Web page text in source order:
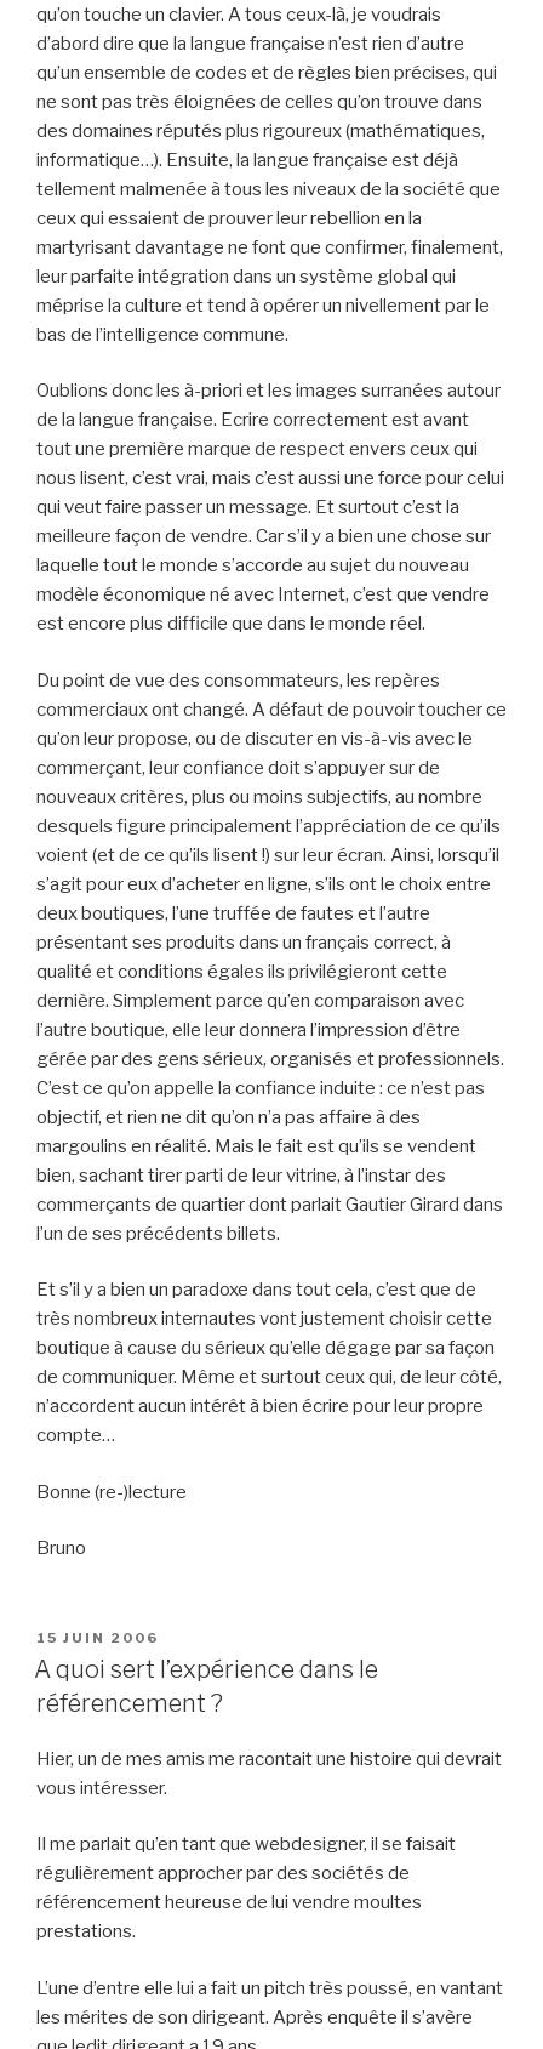
qu’on touche un clavier. A tous ceux-là, je voudrais
d’abord dire que la langue française n’est rien d’autre
qu’un ensemble de codes et de règles bien précises, qui
ne sont pas très éloignées de celles qu’on trouve dans
des domaines réputés plus rigoureux (mathématiques,
informatique…). Ensuite, la langue française est déjà
tellement malmenée à tous les niveaux de la société que
ceux qui essaient de prouver leur rebellion en la
martyrisant davantage ne font que confirmer, finalement,
leur parfaite intégration dans un système global qui
méprise la culture et tend à opérer un nivellement par le
bas de l’intelligence commune.
Oublions donc les à-priori et les images surranées autour
de la langue française. Ecrire correctement est avant
tout une première marque de respect envers ceux qui
nous lisent, c’est vrai, mais c’est aussi une force pour celui
qui veut faire passer un message. Et surtout c’est la
meilleure façon de vendre. Car s’il y a bien une chose sur
laquelle tout le monde s’accorde au sujet du nouveau
modèle économique né avec Internet, c’est que vendre
est encore plus difficile que dans le monde réel.
Du point de vue des consommateurs, les repères
commerciaux ont changé. A défaut de pouvoir toucher ce
qu’on leur propose, ou de discuter en vis-à-vis avec le
commerçant, leur confiance doit s’appuyer sur de
nouveaux critères, plus ou moins subjectifs, au nombre
desquels figure principalement l’appréciation de ce qu’ils
voient (et de ce qu’ils lisent !) sur leur écran. Ainsi, lorsqu’il
s’agit pour eux d’acheter en ligne, s’ils ont le choix entre
deux boutiques, l’une truffée de fautes et l’autre
présentant ses produits dans un français correct, à
qualité et conditions égales ils privilégieront cette
dernière. Simplement parce qu’en comparaison avec
l’autre boutique, elle leur donnera l’impression d’être
gérée par des gens sérieux, organisés et professionnels.
C’est ce qu’on appelle la confiance induite : ce n’est pas
objectif, et rien ne dit qu’on n’a pas affaire à des
margoulins en réalité. Mais le fait est qu’ils se vendent
bien, sachant tirer parti de leur vitrine, à l’instar des
commerçants de quartier dont parlait Gautier Girard dans
l’un de ses précédents billets.
Et s’il y a bien un paradoxe dans tout cela, c’est que de
très nombreux internautes vont justement choisir cette
boutique à cause du sérieux qu’elle dégage par sa façon
de communiquer. Même et surtout ceux qui, de leur côté,
n’accordent aucun intérêt à bien écrire pour leur propre
compte…
Bonne (re-)lecture
Bruno
PUBLIÉ
LE
15 JUIN 2006
A quoi sert l’expérience dans le
référencement ?
Hier, un de mes amis me racontait une histoire qui devrait
vous intéresser.
Il me parlait qu’en tant que webdesigner, il se faisait
régulièrement approcher par des sociétés de
référencement heureuse de lui vendre moultes
prestations.
L’une d’entre elle lui a fait un pitch très poussé, en vantant
les mérites de son dirigeant. Après enquête il s’avère